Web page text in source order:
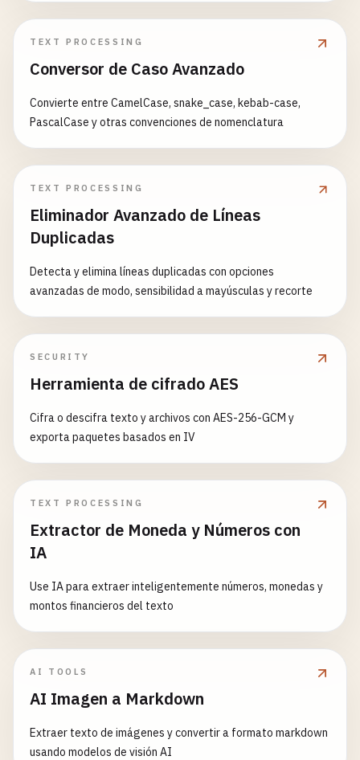
TEXT PROCESSING
Conversor de Caso Avanzado
Convierte entre CamelCase, snake_case, kebab-case,
PascalCase y otras convenciones de nomenclatura
TEXT PROCESSING
Eliminador Avanzado de Líneas
Duplicadas
Detecta y elimina líneas duplicadas con opciones
avanzadas de modo, sensibilidad a mayúsculas y recorte
SECURITY
Herramienta de cifrado AES
Cifra o descifra texto y archivos con AES-256-GCM y
exporta paquetes basados en IV
TEXT PROCESSING
Extractor de Moneda y Números con
IA
Use IA para extraer inteligentemente números, monedas y
montos financieros del texto
AI TOOLS
AI Imagen a Markdown
Extraer texto de imágenes y convertir a formato markdown
usando modelos de visión AI